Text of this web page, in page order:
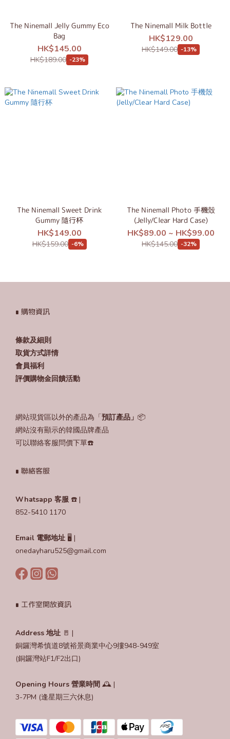
The Ninemall Jelly Gummy Eco
Bag
HK$145.00
HK$189.00 -23%
The Ninemall Milk Bottle
HK$129.00
HK$149.00 -13%
The Ninemall Sweet Drink
Gummy 隨行杯
HK$149.00
HK$159.00 -6%
The Ninemall Photo 手機殼
(Jelly/Clear Hard Case)
HK$89.00 ~ HK$99.00
HK$145.00 -32%
∎ 購物資訊
條款及細則
取貨方式詳情
會員福利
評價購物金回饋活動
網站現貨區以外的產品為「預訂產品」 📦
網站沒有顯示的韓國品牌產品
可以聯絡客服問價下單☎️
∎ 聯絡客服
Whatsapp 客服 ☎️ |
852-5410 1170
Email 電郵地址 🖥️ |
onedayharu525@gmail.com
∎ 工作室開放資訊
Address 地址 🚪 |
銅鑼灣希慎道8號裕景商業中心9摟948-949室
(銅鑼灣站F1/F2出口)
Opening Hours 營業時間 🕰️ |
3-7PM (逢星期三六休息)